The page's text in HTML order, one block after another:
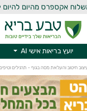
אקספרס מהיום
יועץ בריאות אישי AI
חיטוב והעלאת מסה בגוף - תרגילים